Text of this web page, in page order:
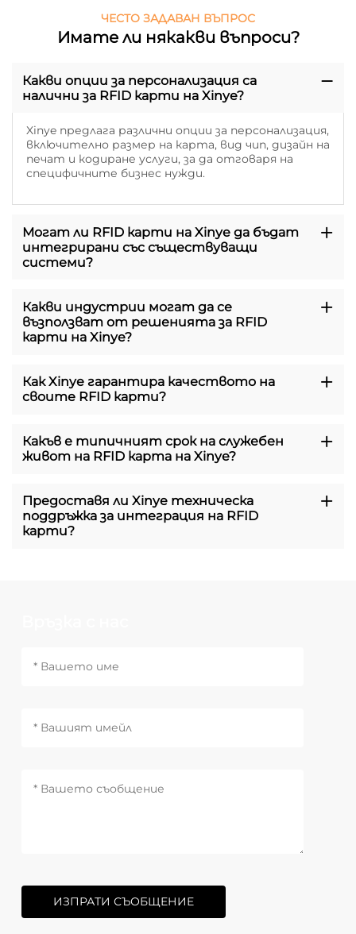
ЧЕСТО ЗАДАВАН ВЪПРОС
Имате ли някакви въпроси?
Какви опции за персонализация са
налични за RFID карти на Xinye?
Xinye предлага различни опции за персонализация,
включително размер на карта, вид чип, дизайн на
печат и кодиране услуги, за да отговаря на
специфичните бизнес нужди.
Могат ли RFID карти на Xinye да бъдат
интегрирани със съществуващи
системи?
Какви индустрии могат да се
възползват от решенията за RFID
карти на Xinye?
Как Xinye гарантира качеството на
своите RFID карти?
Какъв е типичният срок на служебен
живот на RFID карта на Xinye?
Предоставя ли Xinye техническа
поддръжка за интеграция на RFID
карти?
ИЗПРАТИ СЪОБЩЕНИЕ